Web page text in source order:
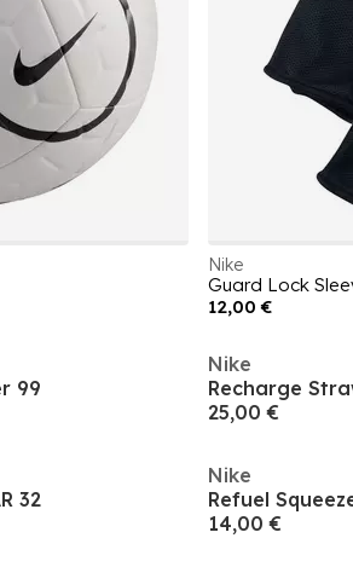
Nike
Guard Lock
12,00 €
99
Nike
Recharge
25,00 €
32
Nike
Refuel
14,00 €